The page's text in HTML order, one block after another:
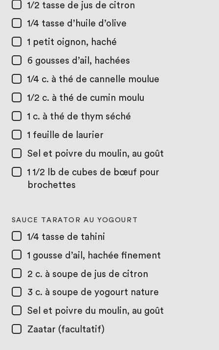
1/2 tasse de jus de citron
1/4 tasse d’huile d’olive
1 petit oignon, haché
6 gousses d’ail, hachées
1/4 c. à thé de cannelle moulue
1/2 c. à thé de cumin moulu
1 c. à thé de thym séché
1 feuille de laurier
Sel et poivre du moulin, au goût
1 1/2 lb de cubes de bœuf pour
brochettes
SAUCE TARATOR AU YOGOURT
1/4 tasse de tahini
1 gousse d’ail, hachée finement
2 c. à soupe de jus de citron
3 c. à soupe de yogourt nature
Sel et poivre du moulin, au goût
Zaatar (facultatif)